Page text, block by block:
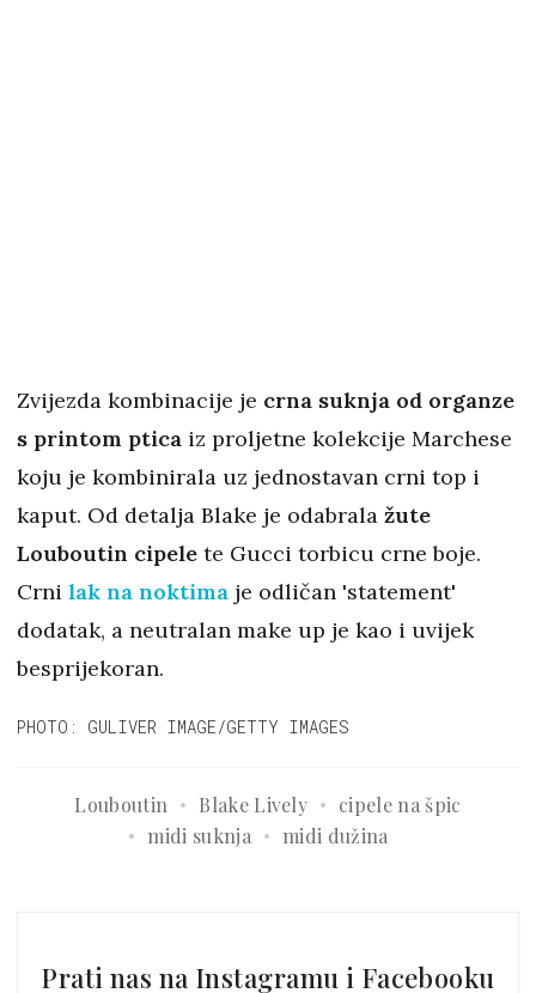
Zvijezda kombinacije je crna suknja od organze
s printom ptica iz proljetne kolekcije Marchese
koju je kombinirala uz jednostavan crni top i
kaput. Od detalja Blake je odabrala žute
Louboutin cipele te Gucci torbicu crne boje.
Crni lak na noktima je odličan 'statement'
dodatak, a neutralan make up je kao i uvijek
besprijekoran.
PHOTO: GULIVER IMAGE/GETTY IMAGES
Louboutin Blake Lively
cipele na špic
midi suknja
midi dužina
Prati nas na Instagramu i Facebooku